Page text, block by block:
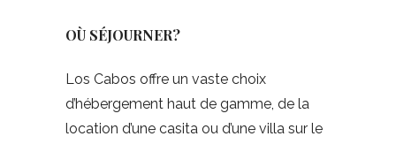
OÙ SÉJOURNER?
Los Cabos offre un vaste choix
d’hébergement haut de gamme, de la
location d’une casita ou d’une villa sur le